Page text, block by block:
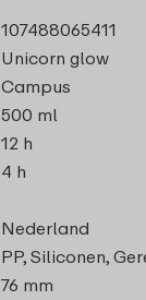
107488065411
Unicorn glow
Campus
500 ml
12 h
4 h
Nederland
PP, Siliconen,
76 mm